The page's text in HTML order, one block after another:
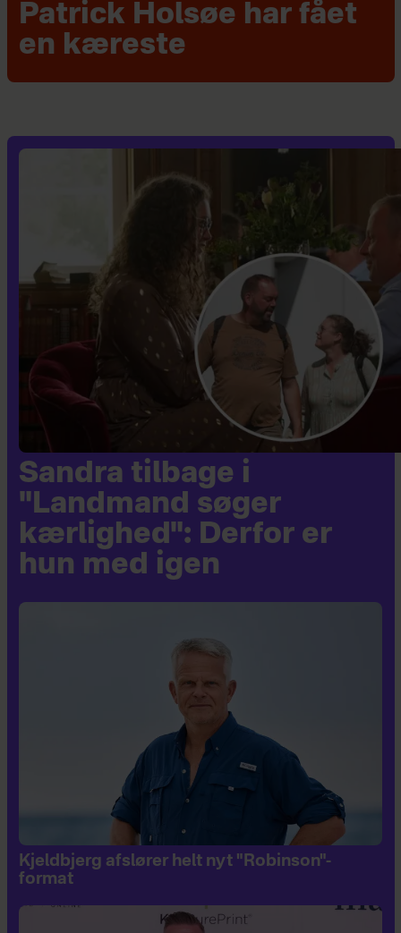
Patrick Holsøe har fået
en kæreste
Sandra tilbage i
"Landmand søger
kærlighed": Derfor er
hun med igen
Kjeldbjerg afslører helt nyt "Robinson"-
format